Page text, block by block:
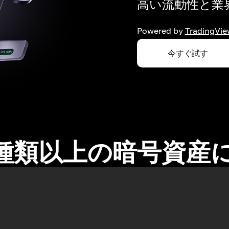
高い流動性と業
Powered by
今すぐ試す
類以上の暗号資産